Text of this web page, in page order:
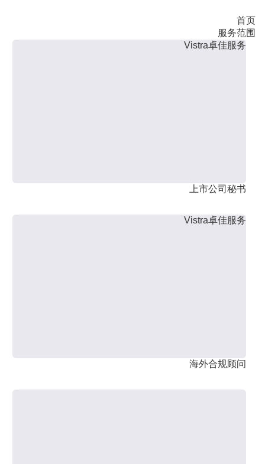
首页
服务范围
Vistra卓佳服务
上市公司秘书
Vistra卓佳服务
海外合规顾问